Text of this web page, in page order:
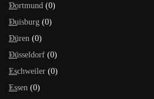
Dortmund (0)
Duisburg (0)
Düren (0)
Düsseldorf (0)
Eschweiler (0)
Essen (0)